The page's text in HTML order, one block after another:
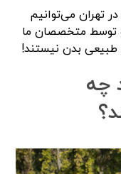
تهران می‌توانیم
توسط متخصصان ما
بدن نیستند!
چه